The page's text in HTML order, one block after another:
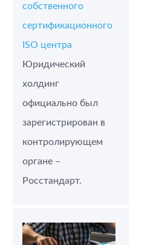
собственного
сертификационного
ISO центра
Юридический
холдинг
официально был
зарегистрирован в
контролирующем
органе –
Росстандарт.